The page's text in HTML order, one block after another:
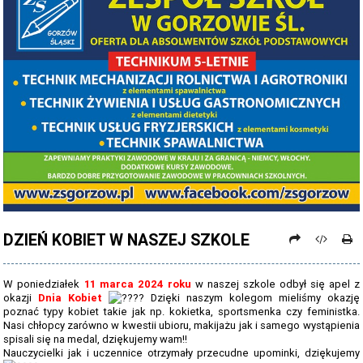
PROCEDURY NAUKI ZDALNEJ
PROCEDURY BEZPIECZEŃSTWA - COVID-19 - OD 15 WRZEŚNIA 2021
PREZENTACJA SZKOŁY 2026 - 2027
ZDJĘCIA GRUPOWE 2022 - 2023
KADRA PEDAGOGICZNA
DANE OSOBOWE
PROJEKT: "NOWE SPOJRZENIE - NOWE MOŻLIWOŚCI - SPOJRZENIE W
PRZYSZŁOŚĆ"
NABÓR NA ROK SZKOLNY 2026/2027
NASZE KIERUNKI TECHNIKUM - 2026-2027 - OPIS
REGULAMIN REKRUTACJI SZKOŁY DZIENNE 2026-2027
DZIEŃ KOBIET W NASZEJ SZKOLE
W poniedziałek 11 marca 2024 roku w naszej szkole odbył się apel z
okazji Dnia Kobiet
Dzięki naszym kolegom mieliśmy okazję
poznać typy kobiet takie jak np. kokietka, sportsmenka czy feministka.
Nasi chłopcy zarówno w kwestii ubioru, makijażu jak i samego wystąpienia
spisali się na medal, dziękujemy wam!!
Nauczycielki jak i uczennice otrzymały przecudne upominki, dziękujemy